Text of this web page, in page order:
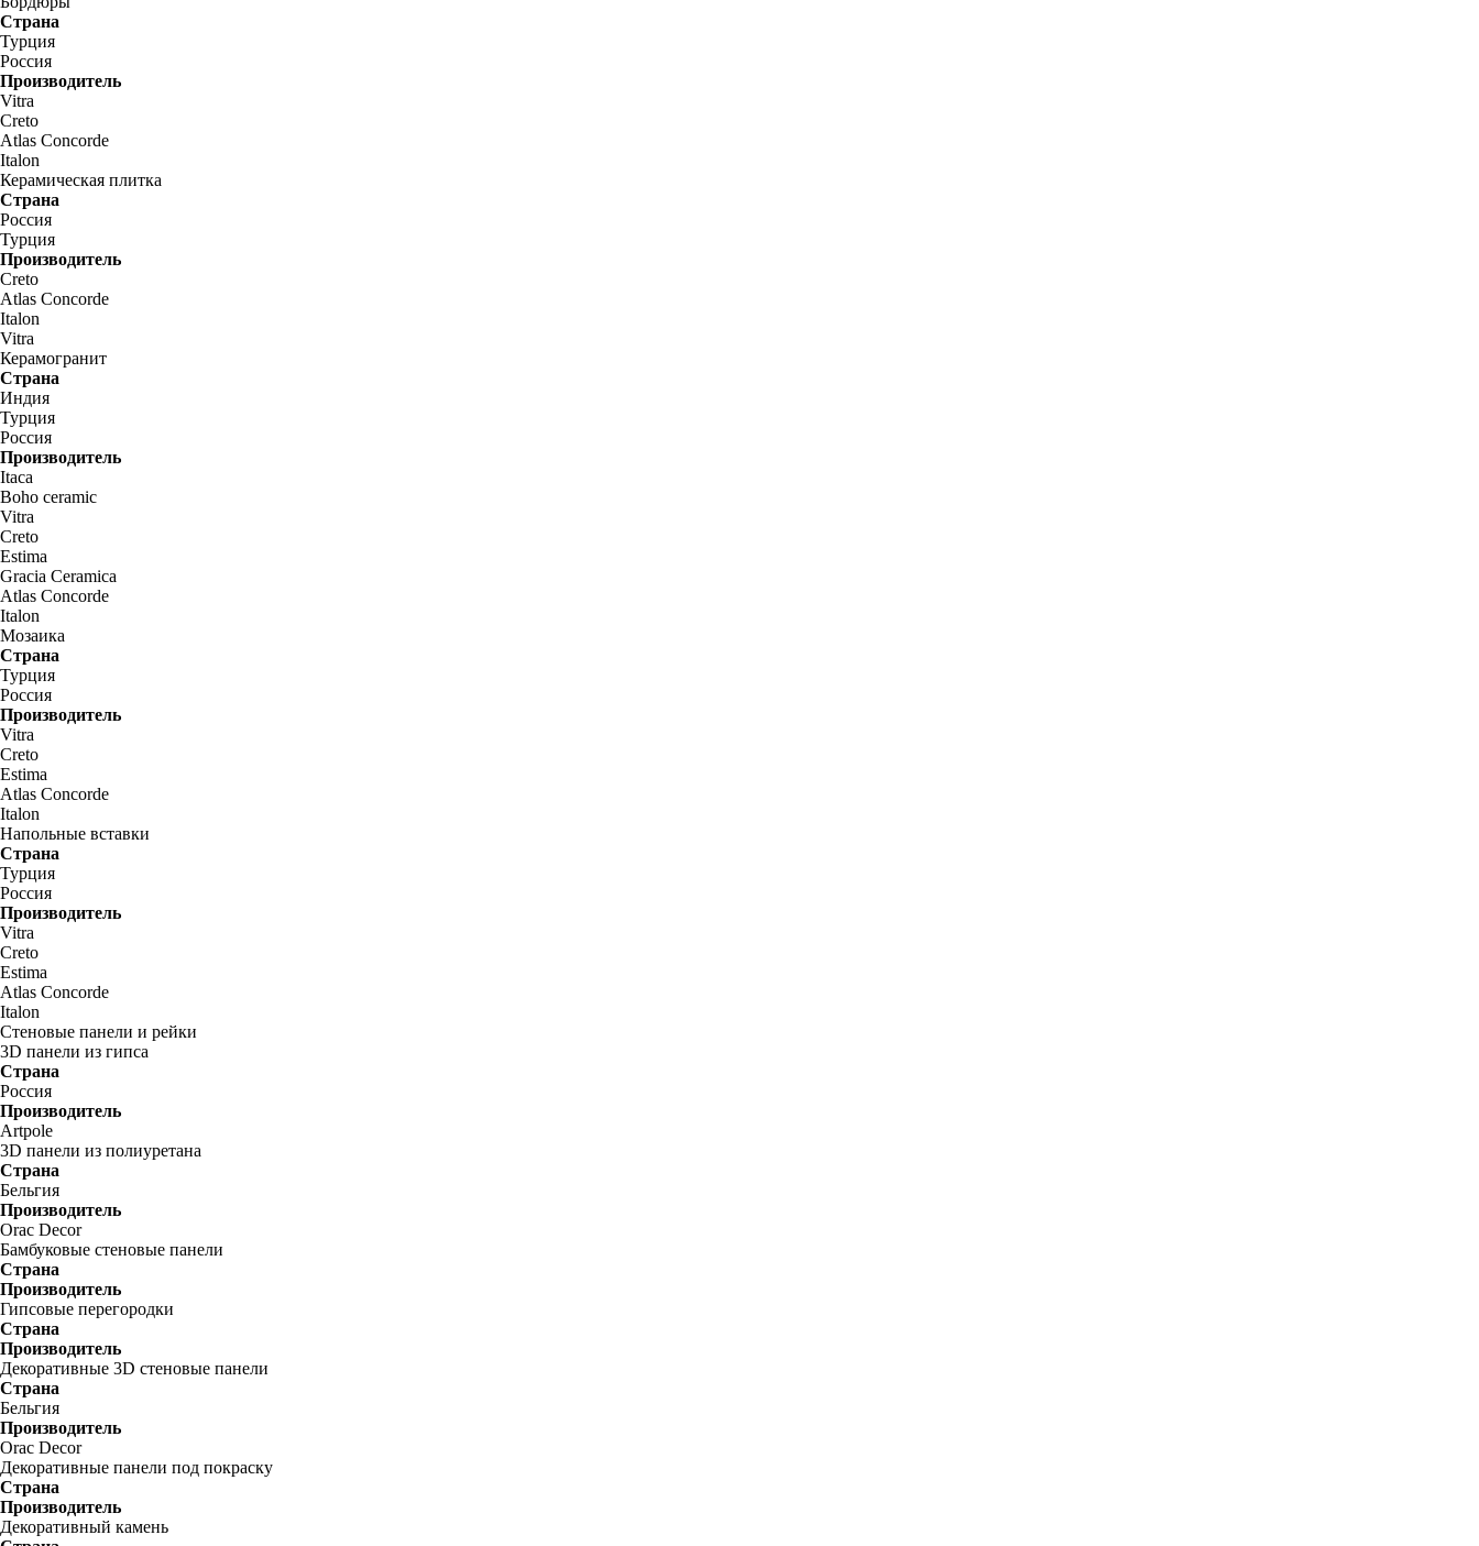
Страна
Турция
Россия
Производитель
Vitra
Creto
Atlas Concorde
Italon
Керамическая плитка
Страна
Россия
Турция
Производитель
Creto
Atlas Concorde
Italon
Vitra
Керамогранит
Страна
Индия
Турция
Россия
Производитель
Itaca
Boho ceramic
Vitra
Creto
Estima
Gracia Ceramica
Atlas Concorde
Italon
Мозаика
Страна
Турция
Россия
Производитель
Vitra
Creto
Estima
Atlas Concorde
Italon
Напольные вставки
Страна
Турция
Россия
Производитель
Vitra
Creto
Estima
Atlas Concorde
Italon
Стеновые панели и рейки
3D панели из гипса
Страна
Россия
Производитель
Artpole
3D панели из полиуретана
Страна
Бельгия
Производитель
Orac Decor
Бамбуковые стеновые панели
Страна
Производитель
Гипсовые перегородки
Страна
Производитель
Декоративные 3D стеновые панели
Страна
Бельгия
Производитель
Orac Decor
Декоративные панели под покраску
Страна
Производитель
Декоративный камень